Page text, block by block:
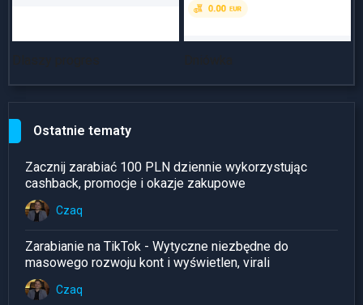
Ostatnie tematy
Zacznij zarabiać 100 PLN dziennie wykorzystując
cashback, promocje i okazje zakupowe
Czaq
Zarabianie na TikTok - Wytyczne niezbędne do
masowego rozwoju kont i wyświetlen, virali
Czaq